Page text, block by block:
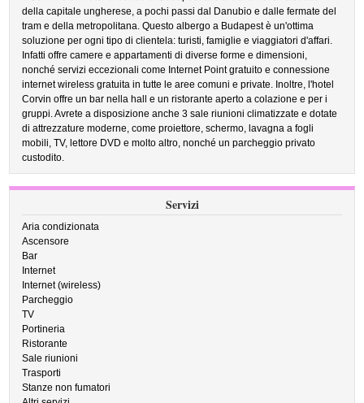
della capitale ungherese, a pochi passi dal Danubio e dalle fermate del
tram e della metropolitana. Questo albergo a Budapest è un'ottima
soluzione per ogni tipo di clientela: turisti, famiglie e viaggiatori d'affari.
Infatti offre camere e appartamenti di diverse forme e dimensioni,
nonché servizi eccezionali come Internet Point gratuito e connessione
internet wireless gratuita in tutte le aree comuni e private. Inoltre, l'hotel
Corvin offre un bar nella hall e un ristorante aperto a colazione e per i
gruppi. Avrete a disposizione anche 3 sale riunioni climatizzate e dotate
di attrezzature moderne, come proiettore, schermo, lavagna a fogli
mobili, TV, lettore DVD e molto altro, nonché un parcheggio privato
custodito.
Servizi
Aria condizionata
Ascensore
Bar
Internet
Internet (wireless)
Parcheggio
TV
Portineria
Ristorante
Sale riunioni
Trasporti
Stanze non fumatori